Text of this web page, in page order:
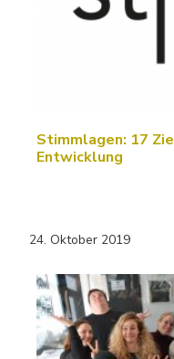
Stimmlagen: 17
Entwicklung
24. Oktober 2019